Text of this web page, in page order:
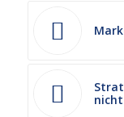
nicht